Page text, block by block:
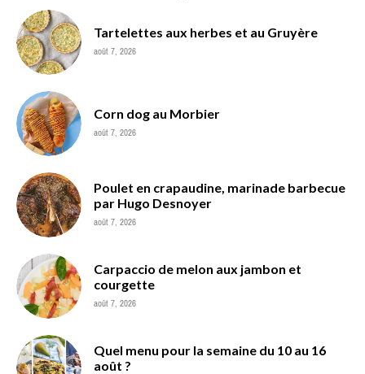
Tartelettes aux herbes et au Gruyère
août 7, 2026
Corn dog au Morbier
août 7, 2026
Poulet en crapaudine, marinade barbecue
par Hugo Desnoyer
août 7, 2026
Carpaccio de melon aux jambon et
courgette
août 7, 2026
Quel menu pour la semaine du 10 au 16
août ?